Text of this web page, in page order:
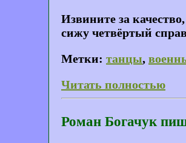
Извините за
сижу четвёртый
Метки: танцы,
Читать полностью
Роман Богачук